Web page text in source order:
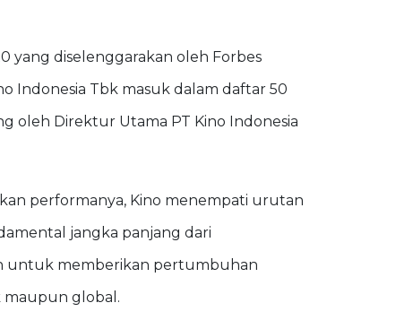
yang diselenggarakan oleh Forbes
Indonesia Tbk masuk dalam daftar 50
oleh Direktur Utama PT Kino Indonesia
performanya, Kino menempati urutan
jangka panjang dari
untuk memberikan pertumbuhan
maupun global.